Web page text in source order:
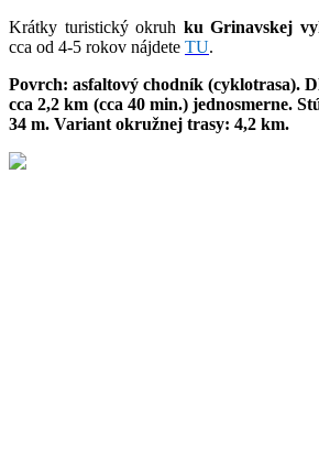
Krátky turistický okruh ku Grinavskej
cca od 4-5 rokov nájdete TU.
Povrch: asfaltový chodník (cyklotrasa).
cca 2,2 km (cca 40 min.) jednosmerne.
34 m. Variant okružnej trasy: 4,2 km.